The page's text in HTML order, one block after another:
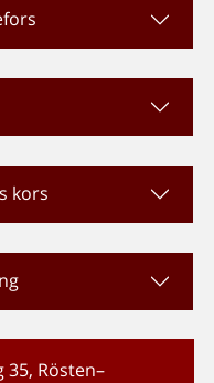
kors
Rösten–